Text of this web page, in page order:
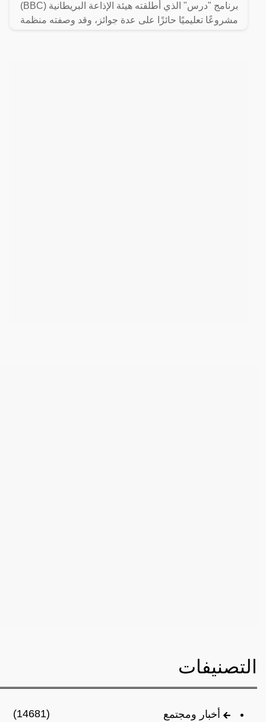
برنامج "درس" الذي أطلقته هيئة الإذاعة البريطانية (BBC)
مشروعًا تعليميًا حائزًا على عدة جوائز، وقد وصفته منظمة
التصنيفات
أخبار ومجتمع
(14681)